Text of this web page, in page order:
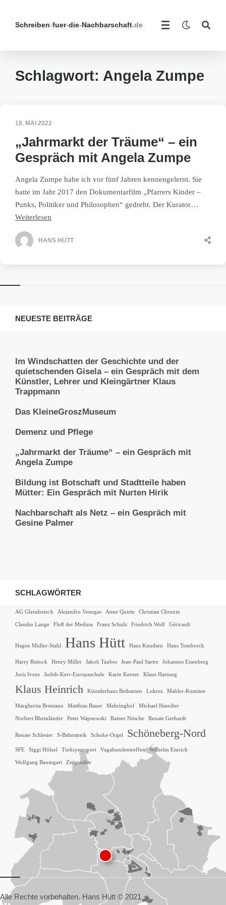
Schreiben-fuer-die- Nachbarschaft.de
Schlagwort: Angela Zumpe
18. MAI 2022
„Jahrmarkt der Träume“ – ein
Gespräch mit Angela Zumpe
Angela Zumpe habe ich vor fünf Jahren kennengelernt. Sie
hatte im Jahr 2017 den Dokumentarfilm „Pfarrers Kinder –
Punks, Politiker und Philosophen“ gedreht. Der Kurator…
Weiterlesen
HANS HÜTT
NEUESTE BEITRÄGE
Im Windschatten der Geschichte und der
quietschenden Gisela – ein Gespräch mit dem
Künstler, Lehrer und Kleingärtner Klaus
Trappmann
Das KleineGroszMuseum
Demenz und Pflege
„Jahrmarkt der Träume“ – ein Gespräch mit
Angela Zumpe
Bildung ist Botschaft und Stadtteile haben
Mütter: Ein Gespräch mit Nurten Hirik
Nachbarschaft als Netz – ein Gespräch mit
Gesine Palmer
SCHLAGWÖRTER
AG Gleisdreieck Alejandro Venegas Anne Quirin Christian Chruxin
Claudio Lange Floß der Medusa Franz Schulz Friedrich Wolf Géricault
Hagen Müller-Stahl Hans Hütt Hans Knudsen Hans Tombrock
Harry Ristock Henry Miller Jakob Taubes Jean-Paul Sartre Johannes Eisenberg
Joris Ivens Judith-Kerr-Europaschule Karin Kerner Klaus Hartung
Klaus Heinrich Künstlerhaus Bethanien Lukrez Mahler-Komitee
Margherita Brentano Matthias Bauer Mehringhof Michael Haerdter
Norbert Rheinländer Peter Wapnewski Rainer Nitsche Renate Gerhardt
Renate Schlesier S-Bahnstreik Schuke-Orgel Schöneberg-Nord
SFE Siggi Hölzel Türkiyemsport Vagabundentreffen Wilhelm Emrich
Wolfgang Baumgart Zeitpunkte
Alle Rechte vorbehalten. Hans Hütt © 2021